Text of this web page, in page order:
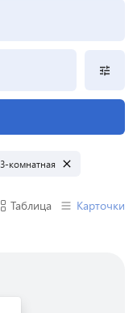
3-комнатная
Таблица Карточки